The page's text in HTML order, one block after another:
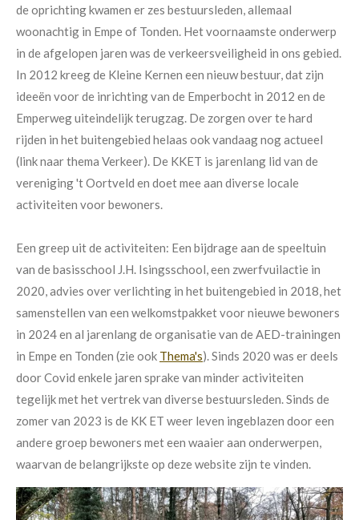
de oprichting kwamen er zes bestuursleden, allemaal
woonachtig in Empe of Tonden. Het voornaamste onderwerp
in de afgelopen jaren was de verkeersveiligheid in ons gebied.
In 2012 kreeg de Kleine Kernen een nieuw bestuur, dat zijn
ideeën voor de inrichting van de Emperbocht in 2012 en de
Emperweg uiteindelijk terugzag. De zorgen over te hard
rijden in het buitengebied helaas ook vandaag nog actueel
(link naar thema Verkeer). De KKET is jarenlang lid van de
vereniging 't Oortveld en doet mee aan diverse locale
activiteiten voor bewoners.
Een greep uit de activiteiten: Een bijdrage aan de speeltuin
van de basisschool J.H. Isingsschool, een zwerfvuilactie in
2020, advies over verlichting in het buitengebied in 2018, het
samenstellen van een welkomstpakket voor nieuwe bewoners
in 2024 en al jarenlang de organisatie van de AED-trainingen
in Empe en Tonden (zie ook Thema's). Sinds 2020 was er deels
door Covid enkele jaren sprake van minder activiteiten
tegelijk met het vertrek van diverse bestuursleden. Sinds de
zomer van 2023 is de KK ET weer leven ingeblazen door een
andere groep bewoners met een waaier aan onderwerpen,
waarvan de belangrijkste op deze website zijn te vinden.